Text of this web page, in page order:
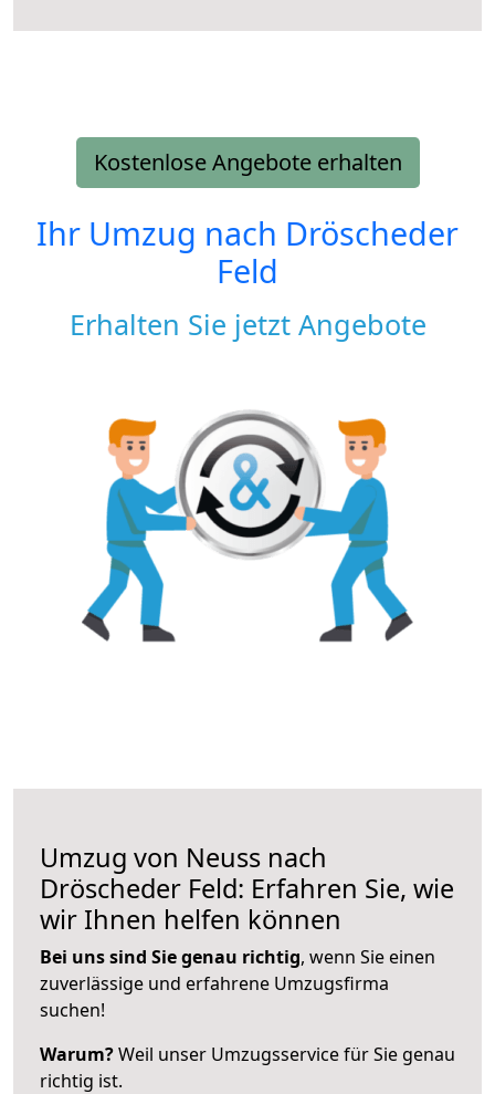
Kostenlose Angebote erhalten
Ihr Umzug nach Dröscheder
Feld
Erhalten Sie jetzt Angebote
Umzug von Neuss nach
Dröscheder Feld: Erfahren Sie, wie
wir Ihnen helfen können
Bei uns sind Sie genau richtig, wenn Sie einen
zuverlässige und erfahrene Umzugsfirma
suchen!
Warum?Weil unser Umzugsservice für Sie genau
richtig ist.